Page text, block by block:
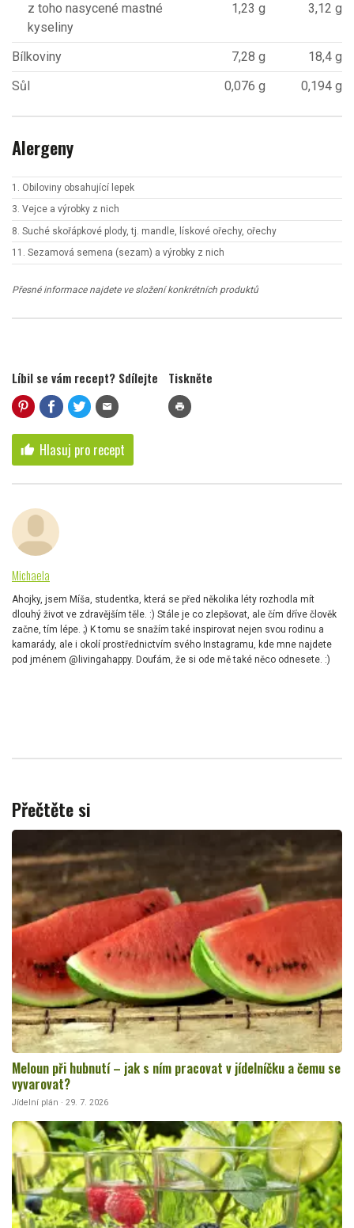
z toho nasycené mastné
kyseliny
1,23 g
3,12 g
Bílkoviny 7,28 g
18,4 g
Sůl
0,076 g 0,194 g
Alergeny
1. Obiloviny obsahující lepek
3. Vejce a výrobky z nich
8. Suché skořápkové plody, tj. mandle, lískové ořechy, ořechy
11. Sezamová semena (sezam) a výrobky z nich
Přesné informace najdete ve složení konkrétních produktů
Líbil se vám recept? Sdílejte
mail
Tiskněte
print
thumb_up Hlasuj pro recept
Michaela
Ahojky, jsem Míša, studentka, která se před několika léty rozhodla mít
dlouhý život ve zdravějším těle. :) Stále je co zlepšovat, ale čím dříve člověk
začne, tím lépe. ;) K tomu se snažím také inspirovat nejen svou rodinu a
kamarády, ale i okolí prostřednictvím svého Instagramu, kde mne najdete
pod jménem @livingahappy. Doufám, že si ode mě také něco odnesete. :)
Přečtěte si
Meloun při hubnutí – jak s ním pracovat v jídelníčku a čemu se
vyvarovat?
Jídelní plán · 29. 7. 2026